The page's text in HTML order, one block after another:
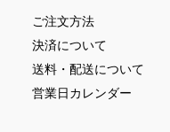
ご注文方法
決済について
送料・配送について
営業日カレンダー